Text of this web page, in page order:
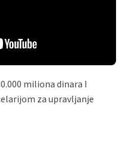
miliona dinara I
za upravljanje